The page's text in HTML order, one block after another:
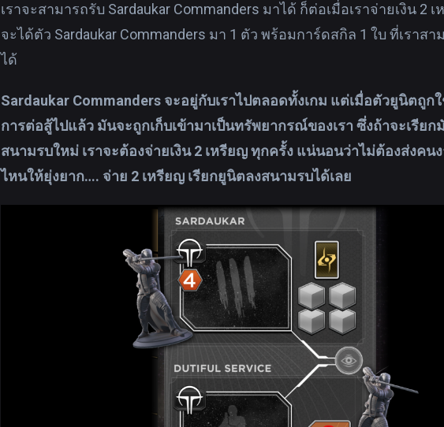
เราจะสามารถรับ Sardaukar Commanders มาได้ ก็ต่อเมื่อเราจ่ายเงิน 2
จะได้ตัว Sardaukar Commanders มา 1 ตัว พร้อมการ์ดสกิล 1 ใบ ที่เราสา
ได้
Sardaukar Commanders จะอยู่กับเราไปตลอดทั้งเกม แต่เมื่อตัวยูนิตถูก
การต่อสู้ไปแล้ว มันจะถูกเก็บเข้ามาเป็นทรัพยากรณ์ของเรา ซึ่งถ้าจะเรียก
สนามรบใหม่ เราจะต้องจ่ายเงิน 2 เหรียญ ทุกครั้ง แน่นอนว่าไม่ต้องส่งคน
ไหนให้ยุ่งยาก…. จ่าย 2 เหรียญ เรียกยูนิตลงสนามรบได้เลย